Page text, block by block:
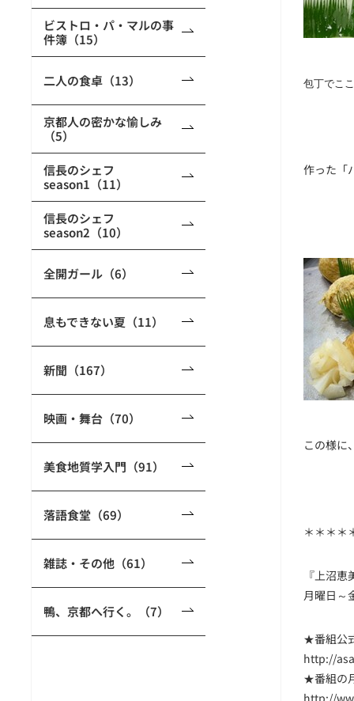
ビストロ・パ・マルの事
件簿（15）
二人の食卓（13）
京都人の密かな愉しみ
（5）
信長のシェフ
season1（11）
信長のシェフ
season2（10）
全開ガール（6）
息もできない夏（11）
新聞（167）
映画・舞台（70）
美食地質学入門（91）
落語食堂（69）
雑誌・その他（61）
鴨、京都へ行く。（7）
包丁でこ
作った「
この様
＊＊＊＊
『上沼
月曜日
★番組公
http://
★番組の
http://